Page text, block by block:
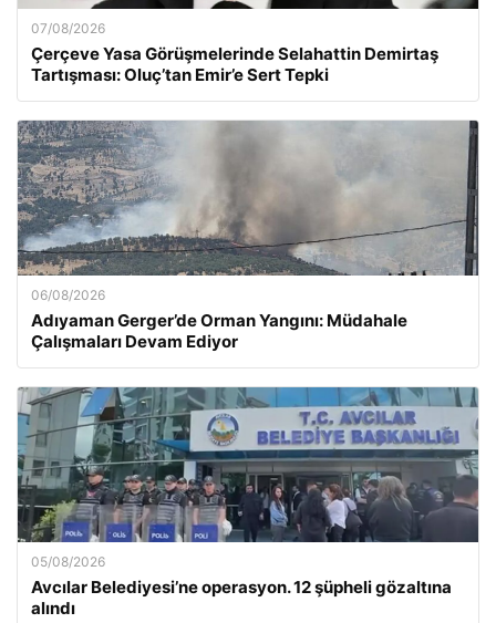
07/08/2026
Çerçeve Yasa Görüşmelerinde Selahattin Demirtaş
Tartışması: Oluç’tan Emir’e Sert Tepki
06/08/2026
Adıyaman Gerger’de Orman Yangını: Müdahale
Çalışmaları Devam Ediyor
05/08/2026
Avcılar Belediyesi’ne operasyon. 12 şüpheli gözaltına
alındı